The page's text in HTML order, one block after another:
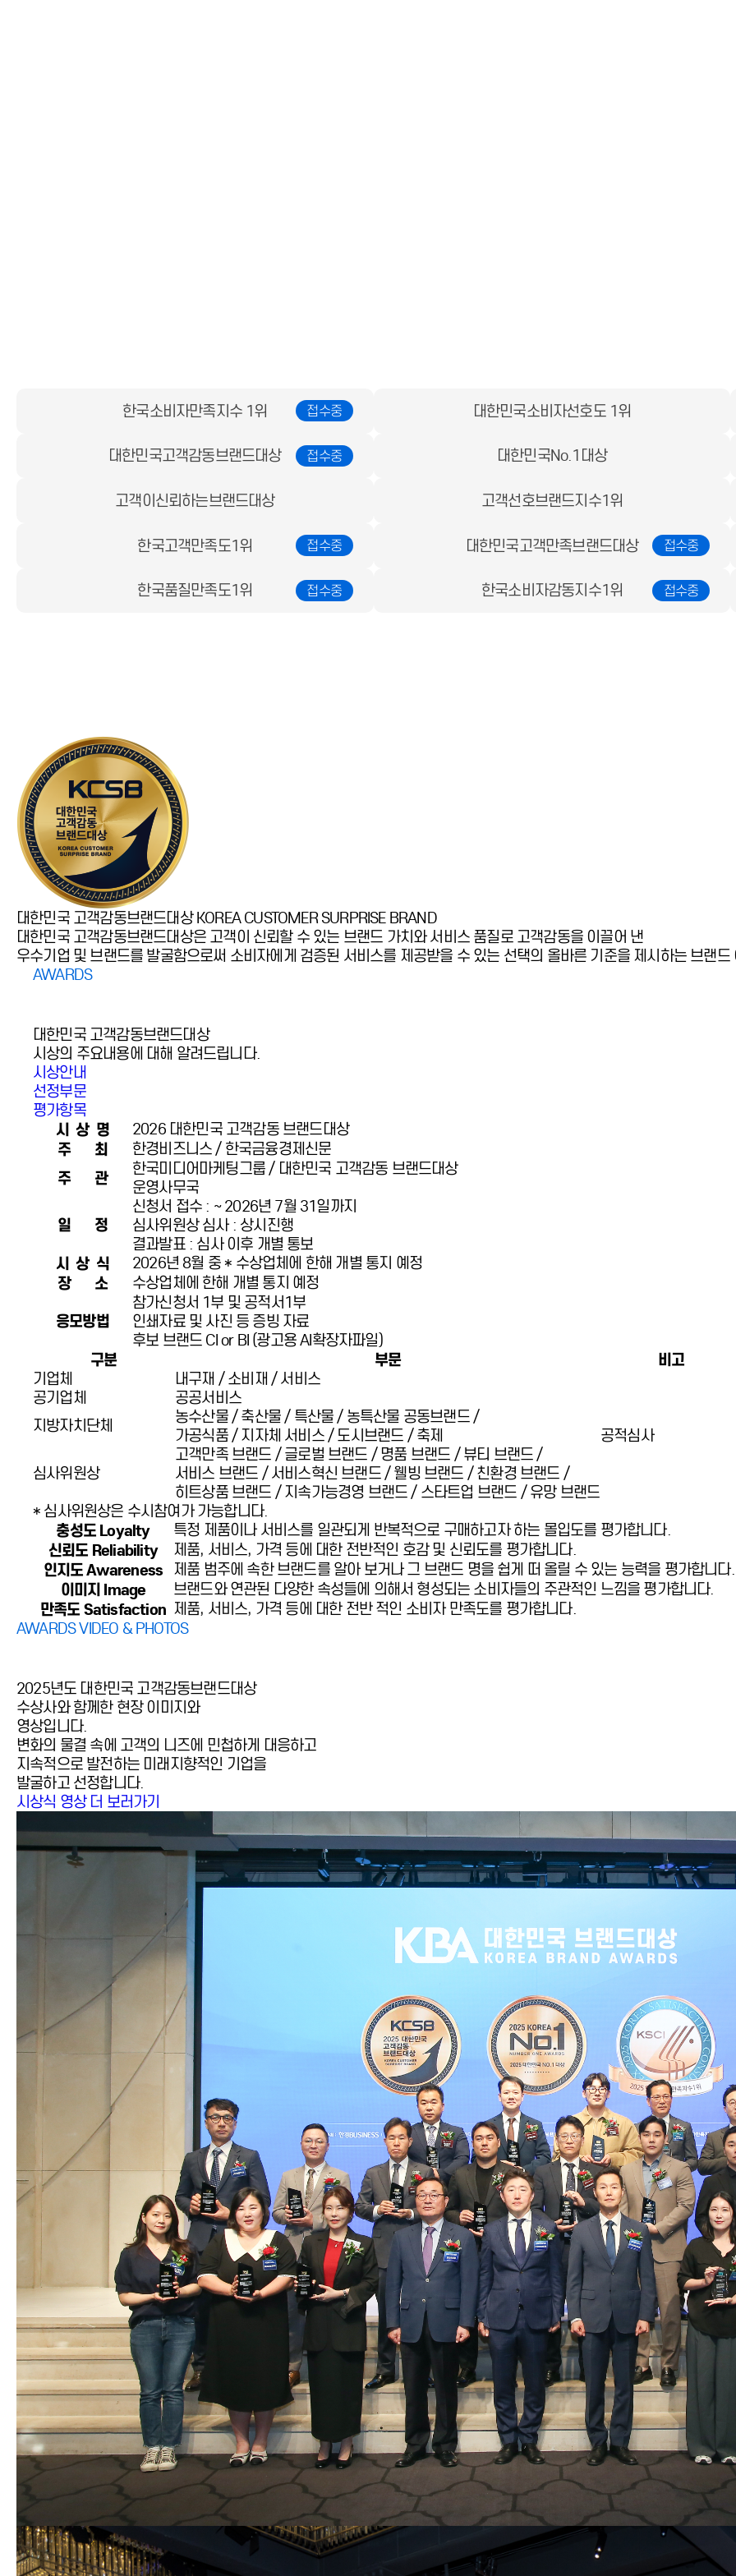
한국소비자만족지수 1위 대한민국소비자선호도 1위
대한민국고객감동브랜드대상 대한민국No.1대상
고객이신뢰하는브랜드대상 고객선호브랜드지수1위
한국고객만족도1위 대한민국고객만족브랜드대상
한국품질만족도1위 한국소비자감동지수1위
대한민국 고객감동브랜드대상KOREA CUSTOMER SURPRISE BRAND
대한민국 고객감동브랜드대상은 고객이 신뢰할 수 있는 브랜드 가치와 서비스 품질로 고객감동을 이끌어 낸
우수기업 및 브랜드를 발굴함으로써 소비자에게 검증된 서비스를 제공받을 수 있는 선택의 올바른 기준을 제시하는 브랜드
AWARDS
대한민국 고객감동브랜드대상
시상의 주요내용에 대해 알려드립니다.
시상안내
선정부문
평가항목
시 상 명 2026 대한민국 고객감동 브랜드대상
주 최 한경비즈니스 / 한국금융경제신문
주 관
한국미디어마케팅그룹 / 대한민국 고객감동 브랜드대상
운영사무국
일 정
신청서 접수 : ~ 2026년 7월 31일까지
심사위원상 심사 : 상시진행
결과발표 : 심사 이후 개별 통보
시 상 식 2026년 8월 중 * 수상업체에 한해 개별 통지 예정
장 소 수상업체에 한해 개별 통지 예정
응모방법
참가신청서 1부 및 공적서1부
인쇄자료 및 사진 등 증빙 자료
후보 브랜드 CI or BI (광고용 AI확장자파일)
구분 부문 비고
기업체 내구재 / 소비재 / 서비스
공적심사
공기업체
공공서비스
지방자치단체
농수산물 / 축산물 / 특산물 / 농특산물 공동브랜드 /
가공식품 / 지자체 서비스 / 도시브랜드 / 축제
심사위원상
고객만족 브랜드 / 글로벌 브랜드 / 명품 브랜드 / 뷰티 브랜드 /
서비스 브랜드 / 서비스혁신 브랜드 / 웰빙 브랜드 / 친환경 브랜드 /
히트상품 브랜드 / 지속가능경영 브랜드 / 스타트업 브랜드 / 유망 브랜드
* 심사위원상은 수시참여가 가능합니다.
충성도 Loyalty 특정 제품이나 서비스를 일관되게 반복적으로 구매하고자 하는 몰입도를 평가합니다.
신뢰도 Reliability 제품, 서비스, 가격 등에 대한 전반적인 호감 및 신뢰도를 평가합니다.
인지도 Awareness 제품 범주에 속한 브랜드를 알아 보거나 그 브랜드 명을 쉽게 떠 올릴 수 있는 능력을 평가합니다.
이미지 Image 브랜드와 연관된 다양한 속성들에 의해서 형성되는 소비자들의 주관적인 느낌을 평가합니다.
만족도 Satisfaction 제품, 서비스, 가격 등에 대한 전반 적인 소비자 만족도를 평가합니다.
AWARDS VIDEO & PHOTOS
2025년도 대한민국 고객감동브랜드대상
수상사와 함께한 현장 이미지와
영상입니다.
변화의 물결 속에 고객의 니즈에 민첩하게 대응하고
지속적으로 발전하는 미래지향적인 기업을
발굴하고 선정합니다.
시상식 영상 더 보러가기